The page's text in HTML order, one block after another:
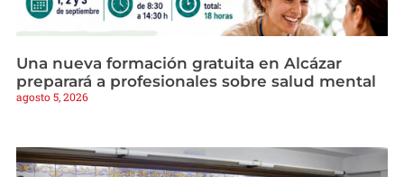
Una nueva formación gratuita en Alcázar
preparará a profesionales sobre salud mental
agosto 5, 2026